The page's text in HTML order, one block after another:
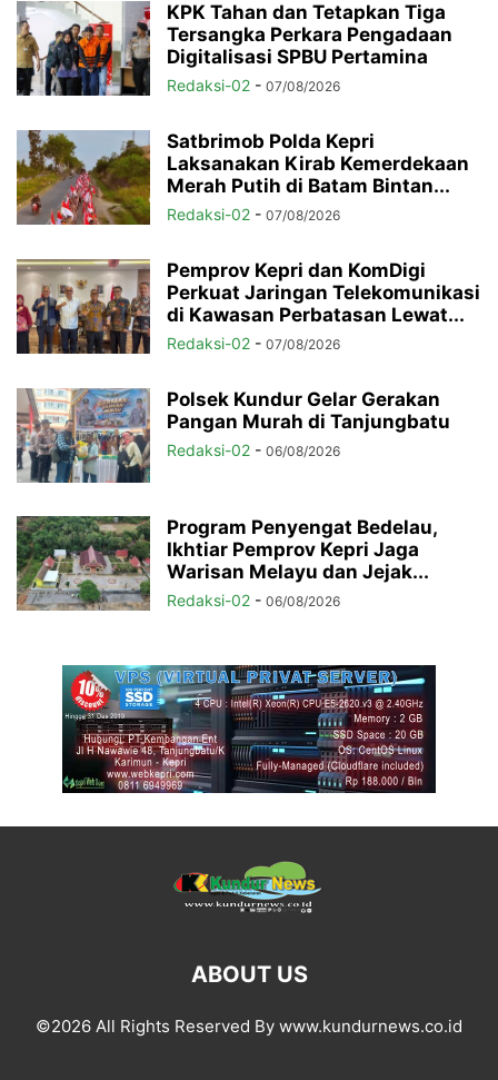
KPK Tahan dan Tetapkan Tiga
Tersangka Perkara Pengadaan
Digitalisasi SPBU Pertamina
Redaksi-02 - 07/08/2026
Satbrimob Polda Kepri
Laksanakan Kirab Kemerdekaan
Merah Putih di Batam Bintan...
Redaksi-02 - 07/08/2026
Pemprov Kepri dan KomDigi
Perkuat Jaringan Telekomunikasi
di Kawasan Perbatasan Lewat...
Redaksi-02 - 07/08/2026
Polsek Kundur Gelar Gerakan
Pangan Murah di Tanjungbatu
Redaksi-02 - 06/08/2026
Program Penyengat Bedelau,
Ikhtiar Pemprov Kepri Jaga
Warisan Melayu dan Jejak...
Redaksi-02 - 06/08/2026
ABOUT US
©2026 All Rights Reserved By www.kundurnews.co.id